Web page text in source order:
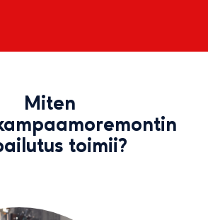
Miten
toimii?